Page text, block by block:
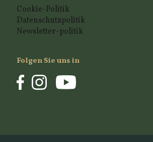
Cookie-Politik
Datenschutzpolitik
Newsletter-politik
Folgen Sie uns in